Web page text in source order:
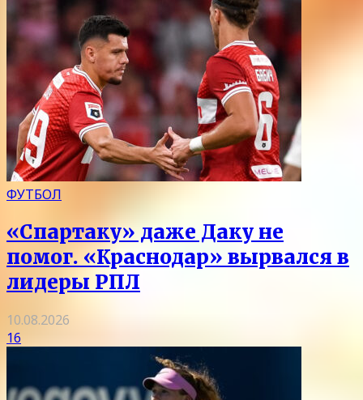
ФУТБОЛ
«Спартаку» даже Даку не
помог. «Краснодар» вырвался в
лидеры РПЛ
10.08.2026
16